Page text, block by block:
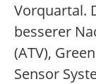
Vorquartal.
besserer
(ATV),
Sensor